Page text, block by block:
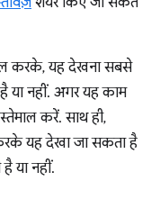
करके, यह देखना सबसे
या नहीं. अगर यह काम
करें. साथ ही,
यह देखा जा सकता है
या नहीं.